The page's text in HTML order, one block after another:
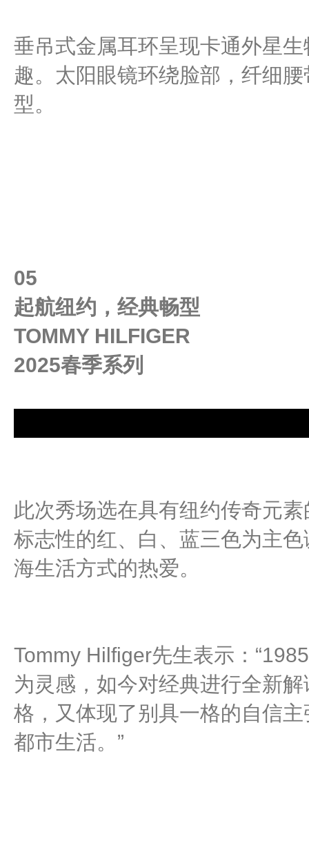
垂吊式金属耳环呈现卡通外星
趣。太阳眼镜环绕脸部，纤细
型。
05
起航纽约，经典畅型
TOMMY HILFIGER
2025春季系列
此次秀场选在具有纽约传奇元
标志性的红、白、蓝三色为主
海生活方式的热爱。
Tommy Hilfiger先生表示：
为灵感，如今对经典进行全新
格，又体现了别具一格的自信
都市生活。”